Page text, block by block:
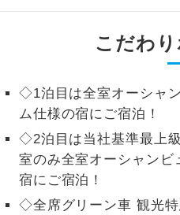
こだわ
◇1泊目は全室オーシャ
ム仕様の宿にご宿泊！
◇2泊目は当社基準最上
室のみ全室オーシャン
宿にご宿泊！
◇全席グリーン車 観光特
トラベルイヤ
周りの音
をじっく
1名様催行
1名様か
す。
2名様催行
2名様か
す。
加限定
スです。